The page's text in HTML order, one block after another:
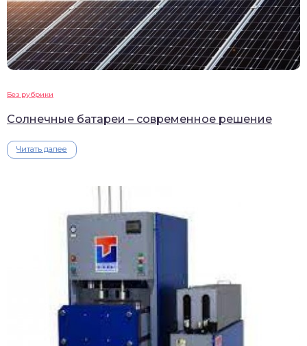
Без рубрики
Солнечные батареи – современное решение
Читать далее